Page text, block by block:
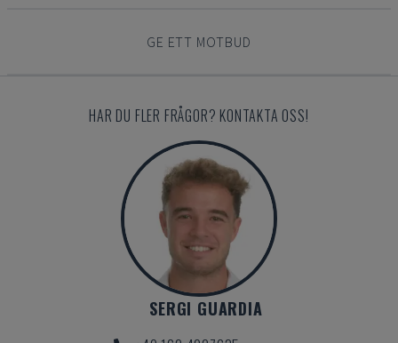
GE ETT MOTBUD
HAR DU FLER FRÅGOR? KONTAKTA OSS!
SERGI GUARDIA